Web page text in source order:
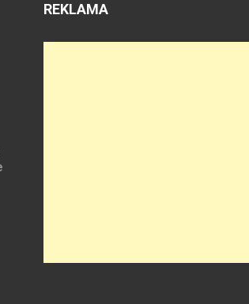
REKLAMA